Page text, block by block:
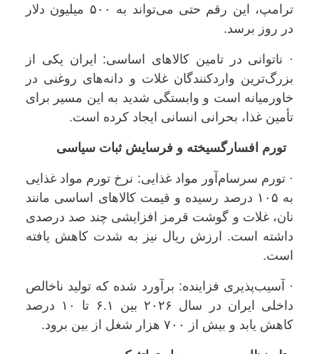
ترامپ، این رقم حتی می‌تواند به ۵۰۰ میلیون دلار
در روز برسد.
· ناتوانی در تامین کالاهای اساسی: ایران یکی از
بزرگ‌ترین واردکنندگان غلات و دانه‌های روغنی در
خاورمیانه است و وابستگی شدید به این مسیر برای
تأمین غذا، بحرانی انسانی ایجاد کرده است.
تورم افسارگسیخته و فرسایش ثبات سیاسی
· تورم سرسام‌آور مواد غذایی: نرخ تورم مواد غذایی
به ۱۰۵ درصد رسیده و قیمت کالاهای اساسی مانند
نان، غلات و گوشت قرمز افزایشی چند صد درصدی
داشته است. ارزش ریال نیز به شدت کاهش یافته
است.
· آسیب‌پذیری فزاینده: برآورد شده که تولید ناخالص
داخلی ایران در سال ۲۰۲۶ بین ۶.۱ تا ۱۰ درصد
کاهش یابد و بیش از ۷۰۰ هزار شغل از بین برود.